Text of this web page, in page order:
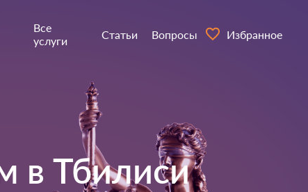
Все
услуги
Статьи Вопросы Избранное
в Тбилиси